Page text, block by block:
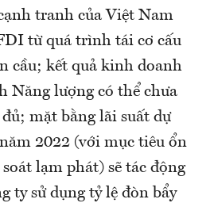
tranh của Việt Nam
từ quá trình tái cơ cấu
cầu; kết quả kinh doanh
Năng lượng có thể chưa
mặt bằng lãi suất dự
2022 (với mục tiêu ổn
lạm phát) sẽ tác động
ty sử dụng tỷ lệ đòn bẩy